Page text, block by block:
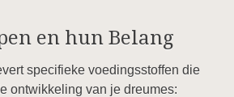
en hun Belang
specifieke voedingsstoffen die
ontwikkeling van je dreumes: